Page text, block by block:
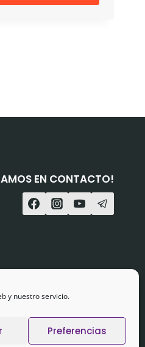
y nuestro servicio.
Preferencias
EN CONTACTO!